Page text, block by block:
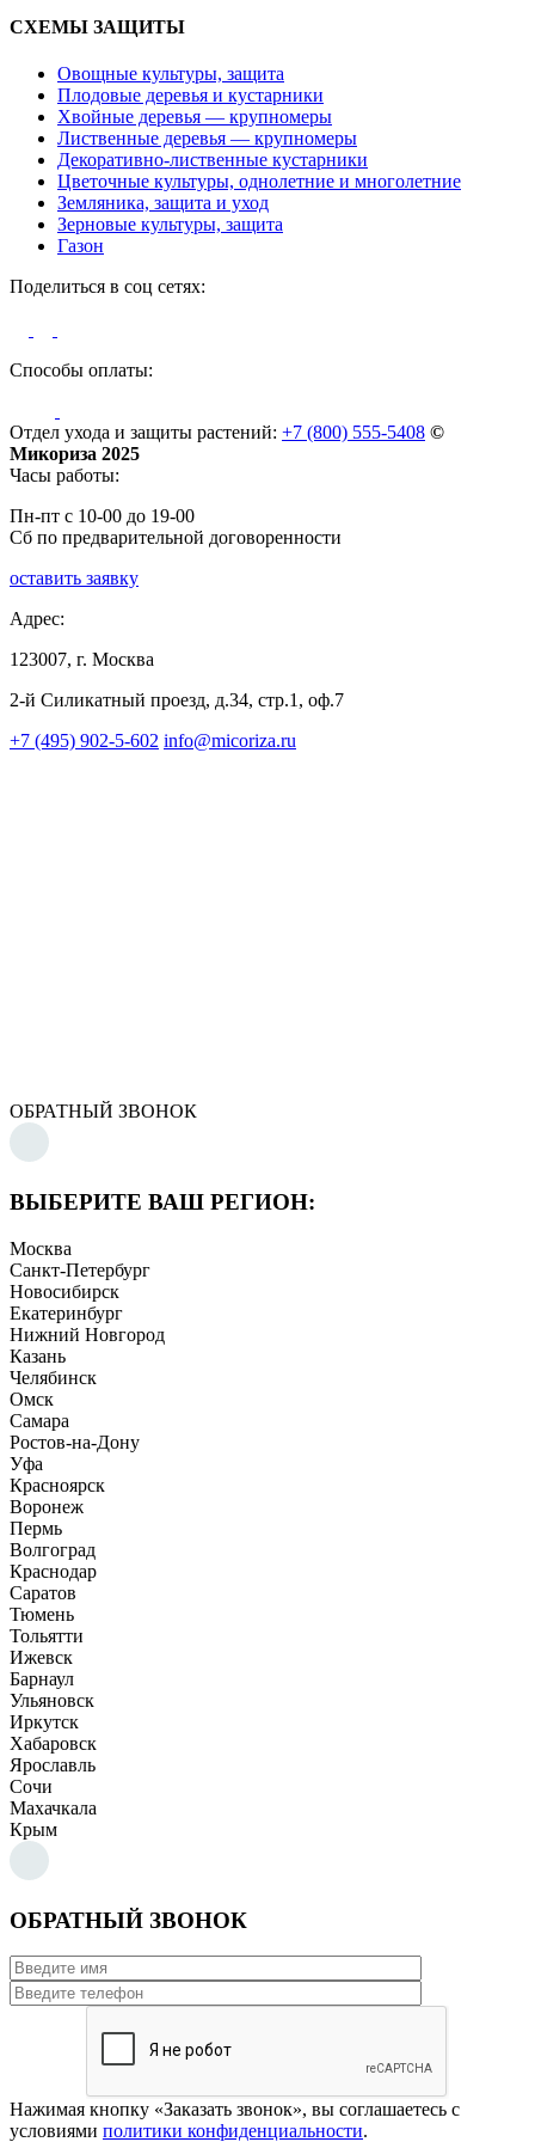
СХЕМЫ ЗАЩИТЫ
Овощные культуры, защита
Плодовые деревья и кустарники
Хвойные деревья — крупномеры
Лиственные деревья — крупномеры
Декоративно-лиственные кустарники
Цветочные культуры, однолетние и многолетние
Земляника, защита и уход
Зерновые культуры, защита
Газон
Поделиться в соц сетях:
Способы оплаты:
Отдел ухода и защиты растений: +7 (800) 555-5408 ©
Микориза 2025
Часы работы:
Пн-пт с 10-00 до 19-00
Сб по предварительной договоренности
оставить заявку
Адрес:
123007, г. Москва
2-й Силикатный проезд, д.34, стр.1, оф.7
+7 (495) 902-5-602 info@micoriza.ru
ОБРАТНЫЙ ЗВОНОК
ВЫБЕРИТЕ ВАШ РЕГИОН:
Москва
Санкт-Петербург
Новосибирск
Екатеринбург
Нижний Новгород
Казань
Челябинск
Омск
Самара
Ростов-на-Дону
Уфа
Красноярск
Воронеж
Пермь
Волгоград
Краснодар
Саратов
Тюмень
Тольятти
Ижевск
Барнаул
Ульяновск
Иркутск
Хабаровск
Ярославль
Сочи
Махачкала
Крым
ОБРАТНЫЙ ЗВОНОК
Нажимая кнопку «Заказать звонок», вы соглашаетесь с
условиями политики конфиденциальности.